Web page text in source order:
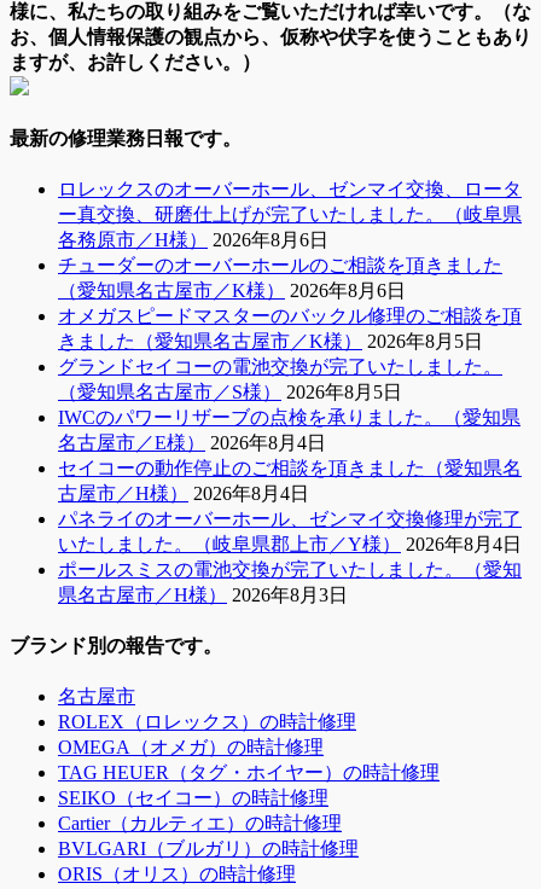
様に、私たちの取り組みをご覧いただければ幸いです。（な
お、個人情報保護の観点から、仮称や伏字を使うこともあり
ますが、お許しください。）
最新の修理業務日報です。
ロレックスのオーバーホール、ゼンマイ交換、ロータ
ー真交換、研磨仕上げが完了いたしました。（岐阜県
各務原市／H様）
2026年8月6日
チューダーのオーバーホールのご相談を頂きました
（愛知県名古屋市／K様）
2026年8月6日
オメガスピードマスターのバックル修理のご相談を頂
きました（愛知県名古屋市／K様）
2026年8月5日
グランドセイコーの電池交換が完了いたしました。
（愛知県名古屋市／S様）
2026年8月5日
IWCのパワーリザーブの点検を承りました。（愛知県
名古屋市／E様）
2026年8月4日
セイコーの動作停止のご相談を頂きました（愛知県名
古屋市／H様）
2026年8月4日
パネライのオーバーホール、ゼンマイ交換修理が完了
いたしました。（岐阜県郡上市／Y様）
2026年8月4日
ポールスミスの電池交換が完了いたしました。（愛知
県名古屋市／H様）
2026年8月3日
ブランド別の報告です。
名古屋市
ROLEX（ロレックス）の時計修理
OMEGA（オメガ）の時計修理
TAG HEUER（タグ・ホイヤー）の時計修理
SEIKO（セイコー）の時計修理
Cartier（カルティエ）の時計修理
BVLGARI（ブルガリ）の時計修理
ORIS（オリス）の時計修理